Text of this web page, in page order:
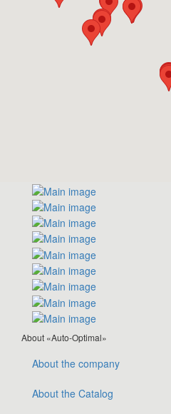
About «Auto-Optimal»
About the company
About the Catalog